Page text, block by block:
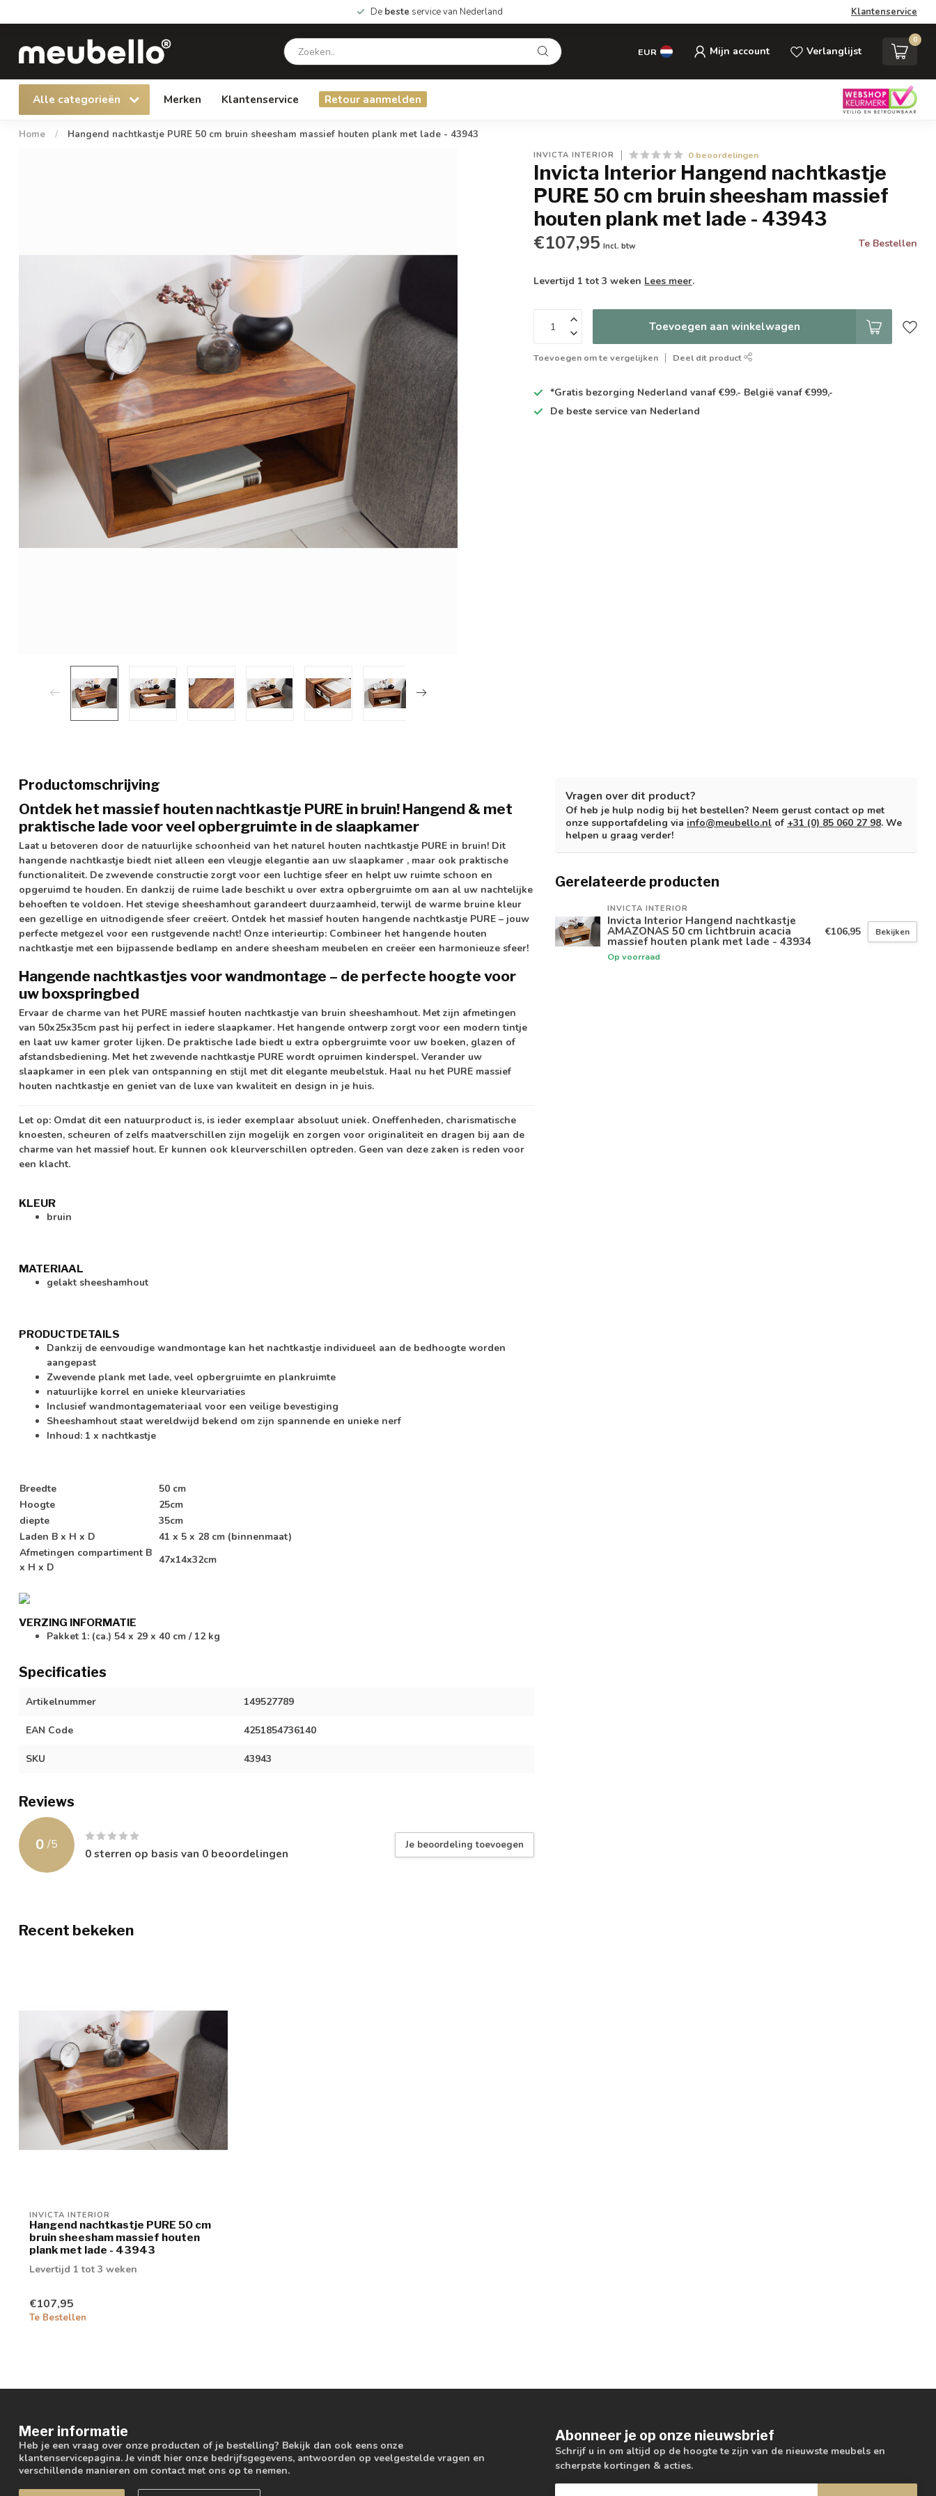
De beste service van Nederland Klantenservice
EUR Mijn account Verlanglijst
0
Alle categorieën Merken Klantenservice Retour aanmelden
Home / Hangend nachtkastje PURE 50 cm bruin sheesham massief houten plank met lade - 43943
INVICTA INTERIOR 0 beoordelingen
Invicta Interior Hangend nachtkastje
PURE 50 cm bruin sheesham massief
houten plank met lade - 43943
€107,95 Incl. btw Te Bestellen
Levertijd 1 tot 3 weken Lees meer.
Toevoegen aan winkelwagen
Toevoegen om te vergelijken Deel dit product
*Gratis bezorging Nederland vanaf €99.- België vanaf €999,-
De beste service van Nederland
Productomschrijving
Ontdek het massief houten nachtkastje PURE in bruin! Hangend & met
praktische lade voor veel opbergruimte in de slaapkamer
Laat u betoveren door de natuurlijke schoonheid van het naturel houten nachtkastje PURE in bruin! Dit
hangende nachtkastje biedt niet alleen een vleugje elegantie aan uw slaapkamer , maar ook praktische
functionaliteit. De zwevende constructie zorgt voor een luchtige sfeer en helpt uw ruimte schoon en
opgeruimd te houden. En dankzij de ruime lade beschikt u over extra opbergruimte om aan al uw nachtelijke
behoeften te voldoen. Het stevige sheeshamhout garandeert duurzaamheid, terwijl de warme bruine kleur
een gezellige en uitnodigende sfeer creëert. Ontdek het massief houten hangende nachtkastje PURE – jouw
perfecte metgezel voor een rustgevende nacht! Onze interieurtip: Combineer het hangende houten
nachtkastje met een bijpassende bedlamp en andere sheesham meubelen en creëer een harmonieuze sfeer!
Hangende nachtkastjes voor wandmontage – de perfecte hoogte voor
uw boxspringbed
Ervaar de charme van het PURE massief houten nachtkastje van bruin sheeshamhout. Met zijn afmetingen
van 50x25x35cm past hij perfect in iedere slaapkamer. Het hangende ontwerp zorgt voor een modern tintje
en laat uw kamer groter lijken. De praktische lade biedt u extra opbergruimte voor uw boeken, glazen of
afstandsbediening. Met het zwevende nachtkastje PURE wordt opruimen kinderspel. Verander uw
slaapkamer in een plek van ontspanning en stijl met dit elegante meubelstuk. Haal nu het PURE massief
houten nachtkastje en geniet van de luxe van kwaliteit en design in je huis.
Let op: Omdat dit een natuurproduct is, is ieder exemplaar absoluut uniek. Oneffenheden, charismatische
knoesten, scheuren of zelfs maatverschillen zijn mogelijk en zorgen voor originaliteit en dragen bij aan de
charme van het massief hout. Er kunnen ook kleurverschillen optreden. Geen van deze zaken is reden voor
een klacht.
KLEUR
bruin
MATERIAAL
gelakt sheeshamhout
PRODUCTDETAILS
Dankzij de eenvoudige wandmontage kan het nachtkastje individueel aan de bedhoogte worden
aangepast
Zwevende plank met lade, veel opbergruimte en plankruimte
natuurlijke korrel en unieke kleurvariaties
Inclusief wandmontagemateriaal voor een veilige bevestiging
Sheeshamhout staat wereldwijd bekend om zijn spannende en unieke nerf
Inhoud: 1 x nachtkastje
Breedte
50 cm
Hoogte
25cm
diepte
35cm
Laden B x H x D
41 x 5 x 28 cm (binnenmaat)
Afmetingen compartiment B
x H x D
47x14x32cm
VERZING INFORMATIE
Pakket 1: (ca.) 54 x 29 x 40 cm / 12 kg
Specificaties
Artikelnummer 149527789
EAN Code 4251854736140
SKU 43943
Reviews
0 /5
0sterren op basis van 0 beoordelingen
Je beoordeling toevoegen
Vragen over dit product?
Of heb je hulp nodig bij het bestellen? Neem gerust contact op met
onze supportafdeling via info@meubello.nl of +31 (0) 85 060 27 98. We
helpen u graag verder!
Gerelateerde producten
INVICTA INTERIOR
Invicta Interior Hangend nachtkastje
AMAZONAS 50 cm lichtbruin acacia
massief houten plank met lade - 43934
Op voorraad
€106,95 Bekijken
Recent bekeken
INVICTA INTERIOR
Hangend nachtkastje PURE 50 cm
bruin sheesham massief houten
plank met lade - 43943
Levertijd 1 tot 3 weken
€107,95
Te Bestellen
Meer informatie
Heb je een vraag over onze producten of je bestelling? Bekijk dan ook eens onze
klantenservicepagina. Je vindt hier onze bedrijfsgegevens, antwoorden op veelgestelde vragen en
verschillende manieren om contact met ons op te nemen.
Abonneer je op onze nieuwsbrief
Schrijf u in om altijd op de hoogte te zijn van de nieuwste meubels en
scherpste kortingen & acties.